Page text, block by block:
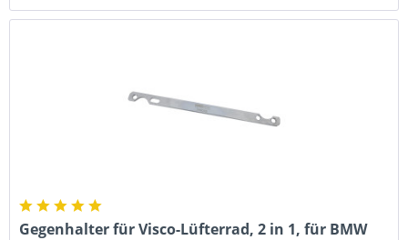
Gegenhalter für Visco-Lüfterrad, 2 in 1, für BMW